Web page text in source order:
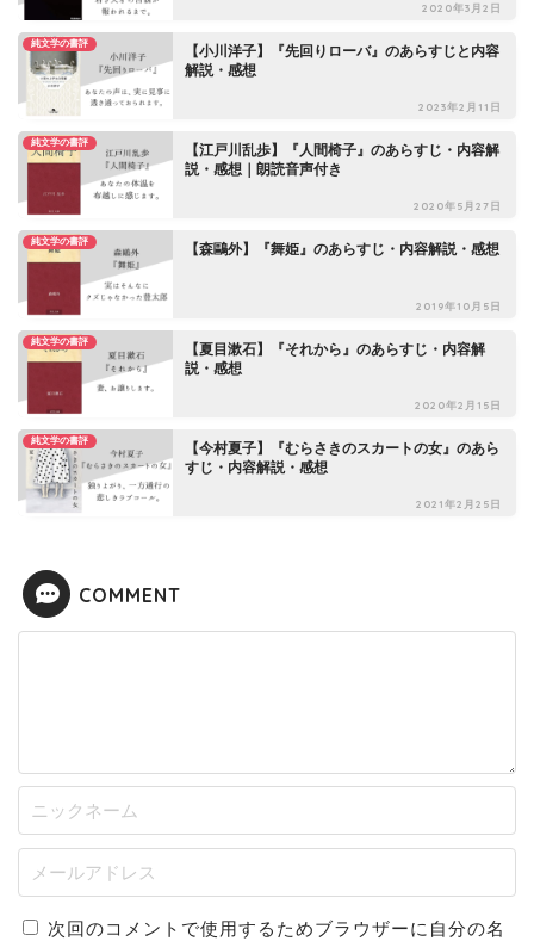
2020年3月2日
純文学の書評
【小川洋子】『先回りローバ』のあらすじと内容
解説・感想
2023年2月11日
純文学の書評
【江戸川乱歩】『人間椅子』のあらすじ・内容解
説・感想｜朗読音声付き
2020年5月27日
純文学の書評 【森鷗外】『舞姫』のあらすじ・内容解説・感想
2019年10月5日
純文学の書評
【夏目漱石】『それから』のあらすじ・内容解
説・感想
2020年2月15日
純文学の書評
【今村夏子】『むらさきのスカートの女』のあら
すじ・内容解説・感想
2021年2月25日
COMMENT
次回のコメントで使用するためブラウザーに自分の名